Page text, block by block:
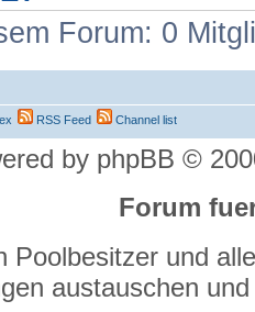
Forum: 0
RSS Feed Channel list
by phpBB ©
Forum
Poolbesitzer und
austauschen